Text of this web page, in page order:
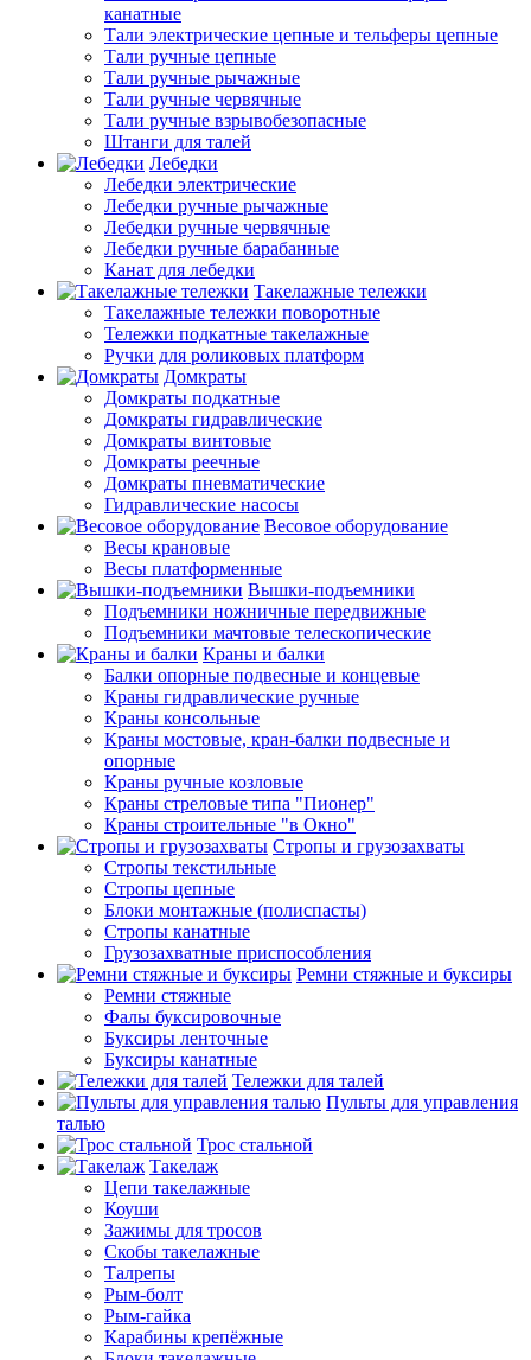
канатные
Тали электрические цепные и тельферы цепные
Тали ручные цепные
Тали ручные рычажные
Тали ручные червячные
Тали ручные взрывобезопасные
Штанги для талей
Лебедки
Лебедки электрические
Лебедки ручные рычажные
Лебедки ручные червячные
Лебедки ручные барабанные
Канат для лебедки
Такелажные тележки
Такелажные тележки поворотные
Тележки подкатные такелажные
Ручки для роликовых платформ
Домкраты
Домкраты подкатные
Домкраты гидравлические
Домкраты винтовые
Домкраты реечные
Домкраты пневматические
Гидравлические насосы
Весовое оборудование
Весы крановые
Весы платформенные
Вышки-подъемники
Подъемники ножничные передвижные
Подъемники мачтовые телескопические
Краны и балки
Балки опорные подвесные и концевые
Краны гидравлические ручные
Краны консольные
Краны мостовые, кран-балки подвесные и
опорные
Краны ручные козловые
Краны стреловые типа "Пионер"
Краны строительные "в Окно"
Стропы и грузозахваты
Стропы текстильные
Стропы цепные
Блоки монтажные (полиспасты)
Стропы канатные
Грузозахватные приспособления
Ремни стяжные и буксиры
Ремни стяжные
Фалы буксировочные
Буксиры ленточные
Буксиры канатные
Тележки для талей
Пульты для управления
талью
Трос стальной
Такелаж
Цепи такелажные
Коуши
Зажимы для тросов
Скобы такелажные
Талрепы
Рым-болт
Рым-гайка
Карабины крепёжные